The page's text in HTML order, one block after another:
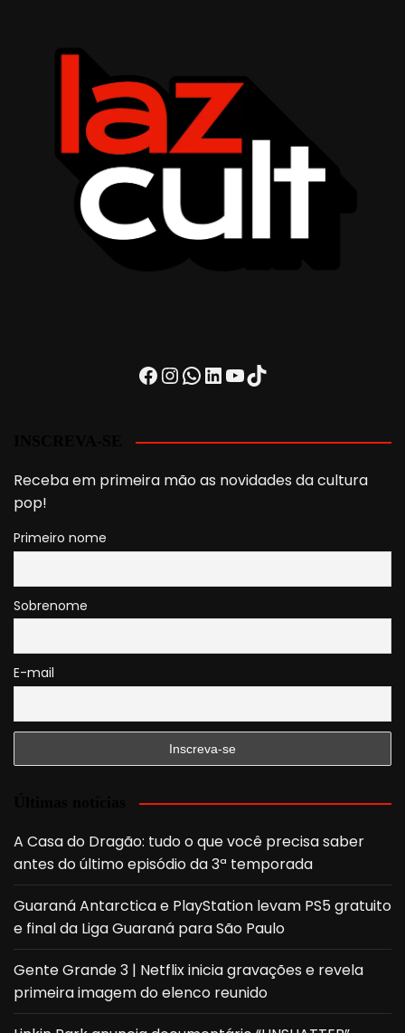
Facebook
Instagram
WhatsApp
LinkedIn
Youtube
TikTok
Receba em primeira mão as novidades da cultura
pop!
Primeiro nome
Sobrenome
E-mail
A Casa do Dragão: tudo o que você precisa saber
antes do último episódio da 3ª temporada
Guaraná Antarctica e PlayStation levam PS5 gratuito
e final da Liga Guaraná para São Paulo
Gente Grande 3 | Netflix inicia gravações e revela
primeira imagem do elenco reunido